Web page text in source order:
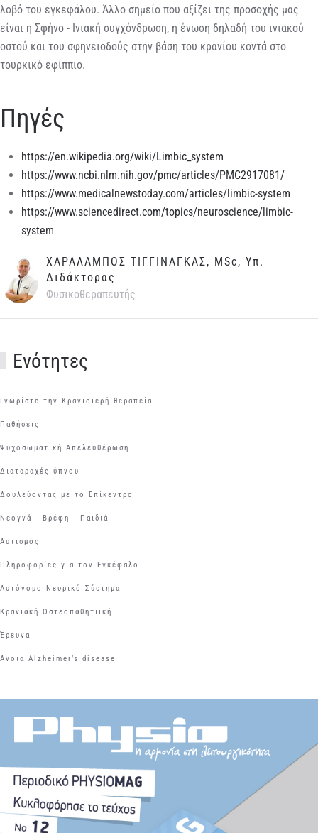
λοβό του εγκεφάλου. Άλλο σημείο που αξίζει της προσοχής μας
είναι η Σφήνο - Ινιακή συγχόνδρωση, η ένωση δηλαδή του ινιακού
οστού και του σφηνειοδούς στην βάση του κρανίου κοντά στο
τουρκικό εφίππιο.
Πηγές
https://en.wikipedia.org/wiki/Limbic_system
https://www.ncbi.nlm.nih.gov/pmc/articles/PMC2917081/
https://www.medicalnewstoday.com/articles/limbic-system
https://www.sciencedirect.com/topics/neuroscience/limbic-
system
ΧΑΡΑΛΑΜΠΟΣ ΤΙΓΓΙΝΑΓΚΑΣ, MSc, Υπ.
Διδάκτορας
Φυσικοθεραπευτής
Ενότητες
Γνωρίστε την Κρανιοϊερή θεραπεία
Παθήσεις
Ψυχοσωματική Απελευθέρωση
Διαταραχές ύπνου
Δουλεύοντας με το Επίκεντρο
Νεογνά - Βρέφη - Παιδιά
Αυτισμός
Πληροφορίες για τον Εγκέφαλο
Αυτόνομο Νευρικό Σύστημα
Κρανιακή Οστεοπαθητιική
Έρευνα
Aνοια Αlzheimer’s disease